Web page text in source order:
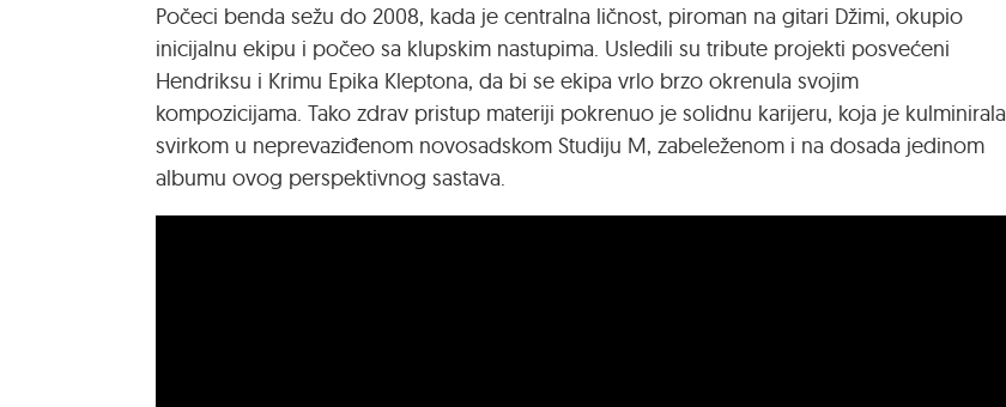
Počeci benda sežu do 2008, kada je centralna ličnost, piroman na gitari Džimi, okupio
inicijalnu ekipu i počeo sa klupskim nastupima. Usledili su tribute projekti posvećeni
Hendriksu i Krimu Epika Kleptona, da bi se ekipa vrlo brzo okrenula svojim
kompozicijama. Tako zdrav pristup materiji pokrenuo je solidnu karijeru, koja je kulminirala
svirkom u neprevaziđenom novosadskom Studiju M, zabeleženom i na dosada jedinom
albumu ovog perspektivnog sastava.